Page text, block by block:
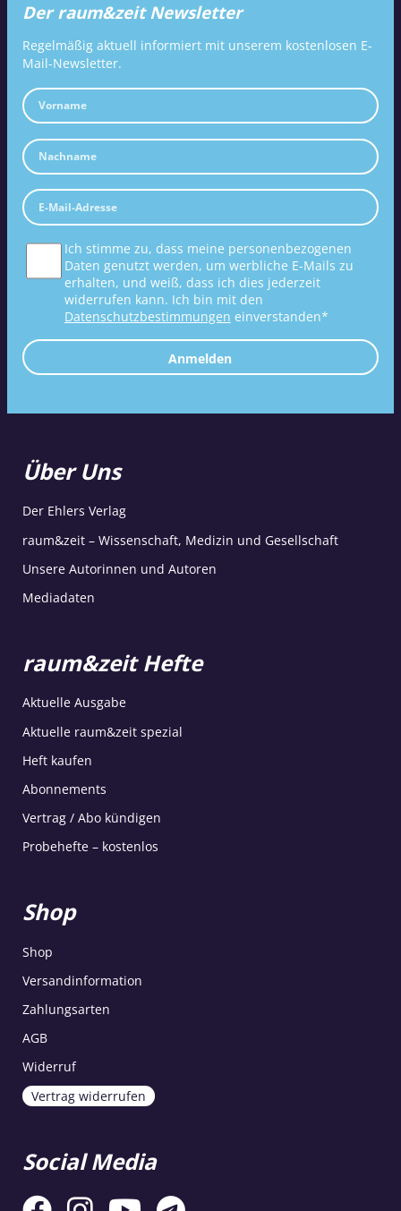
Der raum&zeit Newsletter
Regelmäßig aktuell informiert mit unserem kostenlosen E-
Mail-Newsletter.
Ich stimme zu, dass meine personenbezogenen
Daten genutzt werden, um werbliche E-Mails zu
erhalten, und weiß, dass ich dies jederzeit
widerrufen kann. Ich bin mit den
Datenschutzbestimmungen einverstanden*
Anmelden
Über Uns
Der Ehlers Verlag
raum&zeit – Wissenschaft, Medizin und Gesellschaft
Unsere Autorinnen und Autoren
Mediadaten
raum&zeit Hefte
Aktuelle Ausgabe
Aktuelle raum&zeit spezial
Heft kaufen
Abonnements
Vertrag / Abo kündigen
Probehefte – kostenlos
Shop
Shop
Versandinformation
Zahlungsarten
AGB
Widerruf
Vertrag widerrufen
Social Media